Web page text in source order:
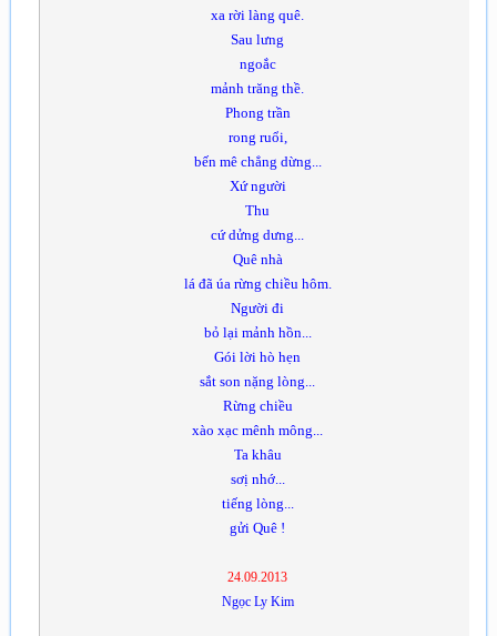
xa rời làng quê.
Sau lưng
ngoắc
mảnh trăng thề.
Phong trần
rong ruổi,
bến mê chẳng dừng...
Xứ người
Thu
cứ dửng dưng...
Quê nhà
lá đã úa rừng chiều hôm.
Người đi
bỏ lại mảnh hồn...
Gói lời hò hẹn
sắt son nặng lòng...
Rừng chiều
xào xạc mênh mông...
Ta khâu
sơị nhớ...
tiếng lòng...
gửi Quê !
24.09.2013
Ngọc Ly Kim